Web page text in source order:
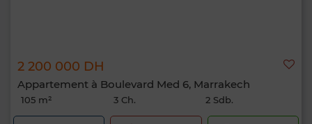
2 200 000 DH
Appartement à Boulevard Med 6, Marrakech
105 m² 3 Ch. 2 Sdb.